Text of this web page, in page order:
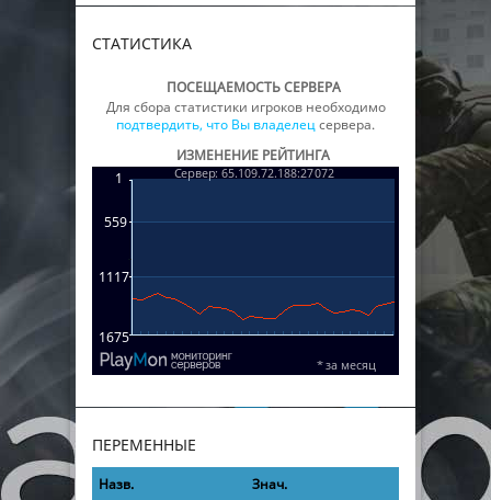
СТАТИСТИКА
ПОСЕЩАЕМОСТЬ СЕРВЕРА
Для сбора статистики игроков необходимо
подтвердить, что Вы владелецсервера.
ИЗМЕНЕНИЕ РЕЙТИНГА
ПЕРЕМЕННЫЕ
Назв.
Знач.